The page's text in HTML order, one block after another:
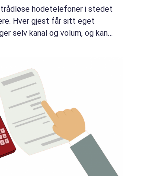
hodetelefoner i stedet
Hver gjest får sitt eget
selv kanal og volum, og kan